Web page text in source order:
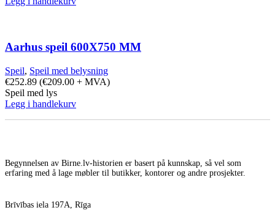
Aarhus speil 600X750 MM
Speil, Speil med belysning
€252.89 (€209.00 + MVA)
Speil med lys
Legg i handlekurv
Begynnelsen av Birne.lv-historien er basert på kunnskap, så vel som
erfaring med å lage møbler til butikker, kontorer og andre prosjekter.
Brīvības iela 197A, Rīga